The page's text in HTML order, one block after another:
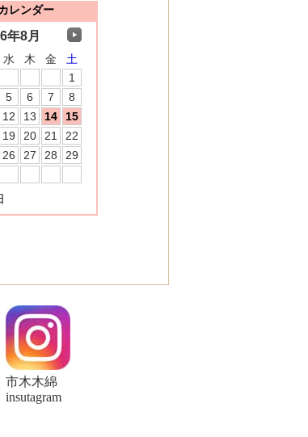
市木木綿
insutagram